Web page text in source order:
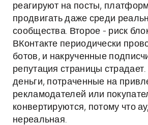
реагируют на посты,
продвигать даже среди
сообщества. Второе - риск
ВКонтакте периодически
ботов, и накрученные
репутация страницы страдает.
деньги, потраченные на
рекламодателей или
конвертируются, потому что
нереальная.